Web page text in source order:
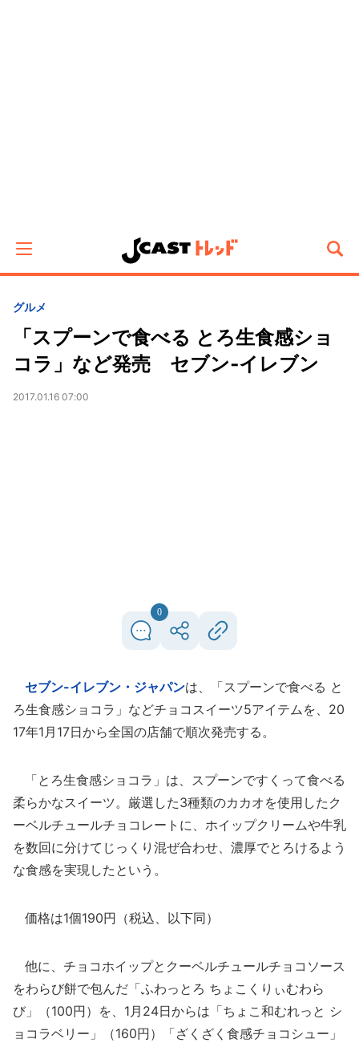
グルメ
「スプーンで食べる とろ生食感ショ
コラ」など発売 セブン‐イレブン
2017.01.16 07:00
0
セブン-イレブン・ジャパンは、「スプーンで食べる と
ろ生食感ショコラ」などチョコスイーツ5アイテムを、20
17年1月17日から全国の店舗で順次発売する。
「とろ生食感ショコラ」は、スプーンですくって食べる
柔らかなスイーツ。厳選した3種類のカカオを使用したク
ーベルチュールチョコレートに、ホイップクリームや牛乳
を数回に分けてじっくり混ぜ合わせ、濃厚でとろけるよう
な食感を実現したという。
価格は1個190円（税込、以下同）
他に、チョコホイップとクーベルチュールチョコソース
をわらび餅で包んだ「ふわっとろ ちょこくりぃむわら
び」（100円）を、1月24日からは「ちょこ和むれっと シ
ョコラベリー」（160円）「ざくざく食感チョコシュー」